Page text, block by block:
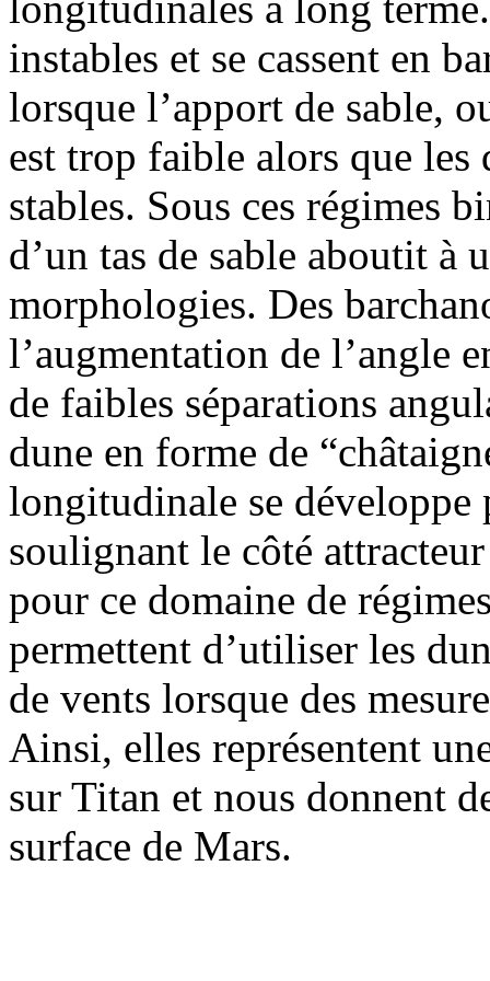
instables et se cassent en
lorsque l’apport de sable,
est trop faible alors que
stables. Sous ces régimes
d’un tas de sable aboutit à
morphologies. Des
l’augmentation de l’angle
de faibles séparations
dune en forme de
longitudinale se développe
soulignant le côté
pour ce domaine de
permettent d’utiliser les
de vents lorsque des
Ainsi, elles représentent
sur Titan et nous donnent
surface de Mars.